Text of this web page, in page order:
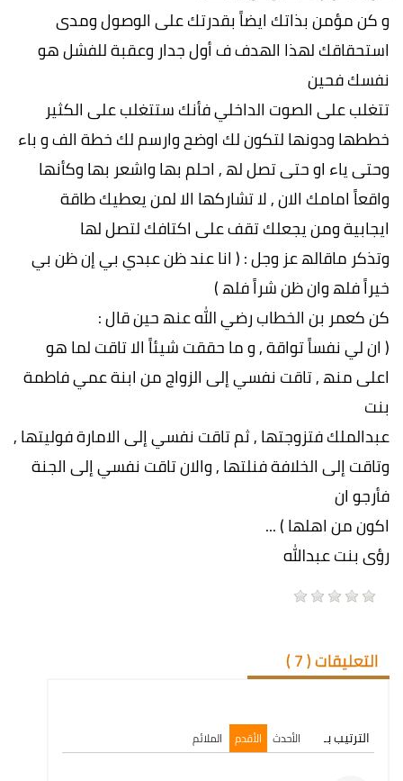
و كن مؤمن بذاتك ایضاً بقدرتك على الوصول ومدى
استحقاقك لھذا الھدف ف أول جدار وعقبة للفشل ھو
نفسك فحین
تتغلب على الصوت الداخلي فأنك ستتغلب على الكثیر
خططھا ودونھا لتكون لك اوضح وارسم لك خطة الف و باء
وحتى یاء او حتى تصل لھ , احلم بھا واشعر بھا وكأنھا
واقعاً امامك الان , لا تشاركھا الا لمن یعطیك طاقة
ایجابیة ومن یجعلك تقف على اكتافك لتصل لھا
وتذكر ماقالھ عز وجل : ( انا عند ظن عبدي بي إن ظن بي
خیراً فلھ وان ظن شراً فلھ )
كن كعمر بن الخطاب رضي الله عنھ حین قال :
( ان لي نفساً تواقة , و ما حققت شیئاً الا تاقت لما ھو
اعلى منھ , تاقت نفسي إلى الزواج من ابنة عمي فاطمة
بنت
عبدالملك فتزوجتھا , ثم تاقت نفسي إلى الامارة فولیتھا ,
وتاقت إلى الخلافة فنلتھا , والان تاقت نفسي إلى الجنة
فأرجو ان
اكون من اھلھا ) ...
رؤى بنت عبدالله
التعليقات (7
)
الترتيب بـ الأحدث الأقدم الملائم